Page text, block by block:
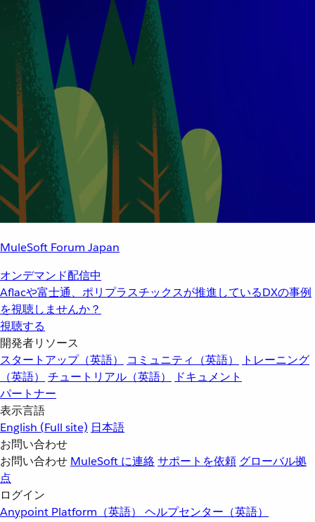
MuleSoft Forum Japan
オンデマンド配信中
Aflacや富士通、ポリプラスチックスが推進しているDXの事例
を視聴しませんか？
視聴する
開発者リソース
スタートアップ（英語）
コミュニティ（英語）
トレーニング
（英語）
チュートリアル（英語）
ドキュメント
パートナー
表示言語
English (Full site) 日本語
お問い合わせ
お問い合わせ MuleSoft に連絡サポートを依頼 グローバル拠
点
ログイン
Anypoint Platform（英語） ヘルプセンター（英語）